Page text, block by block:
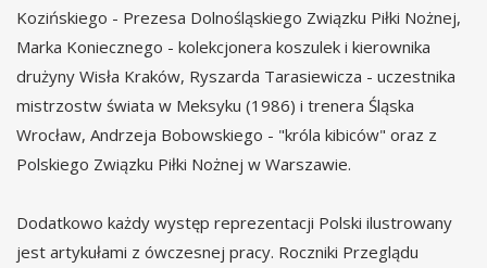
Kozińskiego - Prezesa Dolnośląskiego Związku Piłki Nożnej,
Marka Koniecznego - kolekcjonera koszulek i kierownika
drużyny Wisła Kraków, Ryszarda Tarasiewicza - uczestnika
mistrzostw świata w Meksyku (1986) i trenera Śląska
Wrocław, Andrzeja Bobowskiego - "króla kibiców" oraz z
Polskiego Związku Piłki Nożnej w Warszawie.
Dodatkowo każdy występ reprezentacji Polski ilustrowany
jest artykułami z ówczesnej pracy. Roczniki Przeglądu